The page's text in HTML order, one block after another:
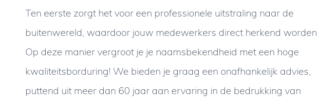
Ten eerste zorgt het voor een professionele uitstraling naar de
buitenwereld, waardoor jouw medewerkers direct herkend worden.
Op deze manier vergroot je je naamsbekendheid met een hoge
kwaliteitsborduring! We bieden je graag een onafhankelijk advies,
puttend uit meer dan 60 jaar aan ervaring in de bedrukking van